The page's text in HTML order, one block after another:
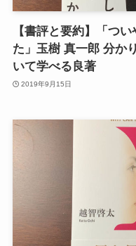
【書評と要約】「つ
た」玉樹 真一郎 分か
いて学べる良著
2019年9月15日